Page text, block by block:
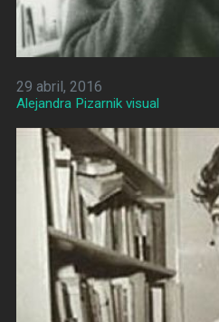
29 abril, 2016
Alejandra Pizarnik visual